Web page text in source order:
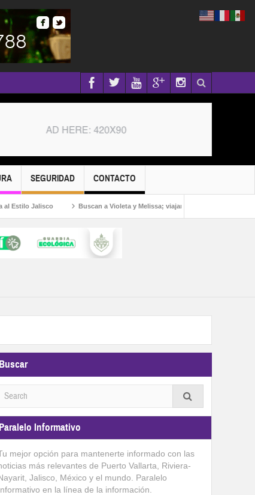
SEGURIDAD CONTACTO
Jalisco Buscan a Violeta y Melissa; viajaron a Puerto Vallarta por una
Buscar
Paralelo Informativo
mejor opción para mantenerte informado con las
más relevantes de Puerto Vallarta, Riviera-
Jalisco, México y el mundo. Paralelo
en la línea de la información.